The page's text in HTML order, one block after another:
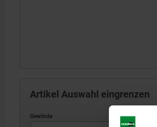
Artikel Auswahl eingrenzen